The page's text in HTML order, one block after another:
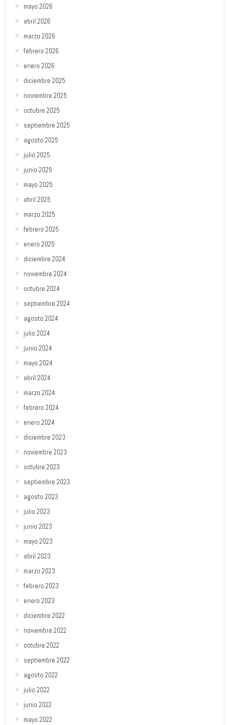
mayo 2026
abril 2026
marzo 2026
febrero 2026
enero 2026
diciembre 2025
noviembre 2025
octubre 2025
septiembre 2025
agosto 2025
julio 2025
junio 2025
mayo 2025
abril 2025
marzo 2025
febrero 2025
enero 2025
diciembre 2024
noviembre 2024
octubre 2024
septiembre 2024
agosto 2024
julio 2024
junio 2024
mayo 2024
abril 2024
marzo 2024
febrero 2024
enero 2024
diciembre 2023
noviembre 2023
octubre 2023
septiembre 2023
agosto 2023
julio 2023
junio 2023
mayo 2023
abril 2023
marzo 2023
febrero 2023
enero 2023
diciembre 2022
noviembre 2022
octubre 2022
septiembre 2022
agosto 2022
julio 2022
junio 2022
mayo 2022